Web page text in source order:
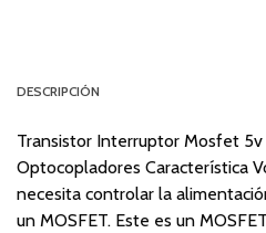
DESCRIPCIÓN
Transistor Interruptor Mosfet
Optocopladores Característica
necesita controlar la
un MOSFET. Este es un